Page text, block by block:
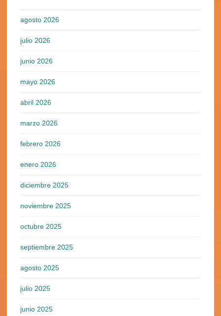
agosto 2026
julio 2026
junio 2026
mayo 2026
abril 2026
marzo 2026
febrero 2026
enero 2026
diciembre 2025
noviembre 2025
octubre 2025
septiembre 2025
agosto 2025
julio 2025
junio 2025